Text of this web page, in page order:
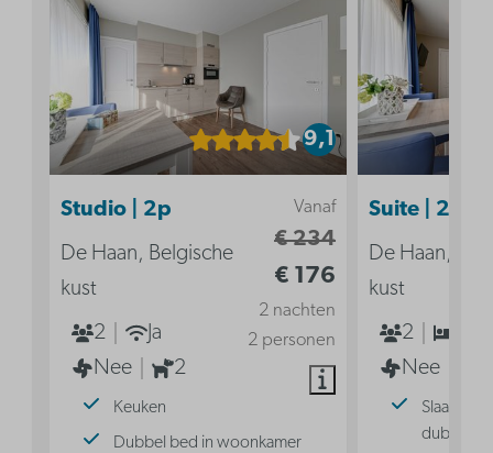
9,1
Vanaf
€ 234
€ 176
2 nachten
2 personen
Studio | 2p
De Haan, Belgische
kust
2
Ja
Nee
2
Keuken
Dubbel bed in woonkamer
Suite | 2p
De Haan,
kust
2
Nee
dubbel